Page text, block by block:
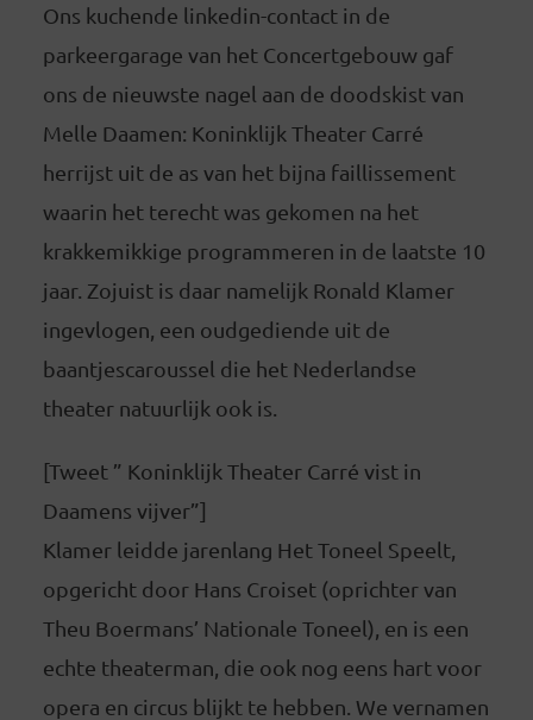
Ons kuchende linkedin-contact in de
parkeergarage van het Concertgebouw gaf
ons de nieuwste nagel aan de doodskist van
Melle Daamen: Koninklijk Theater Carré
herrijst uit de as van het bijna faillissement
waarin het terecht was gekomen na het
krakkemikkige programmeren in de laatste 10
jaar. Zojuist is daar namelijk Ronald Klamer
ingevlogen, een oudgediende uit de
baantjescaroussel die het Nederlandse
theater natuurlijk ook is.
[Tweet ” Koninklijk Theater Carré vist in
Daamens vijver”]
Klamer leidde jarenlang Het Toneel Speelt,
opgericht door Hans Croiset (oprichter van
Theu Boermans’ Nationale Toneel), en is een
echte theaterman, die ook nog eens hart voor
opera en circus blijkt te hebben. We vernamen